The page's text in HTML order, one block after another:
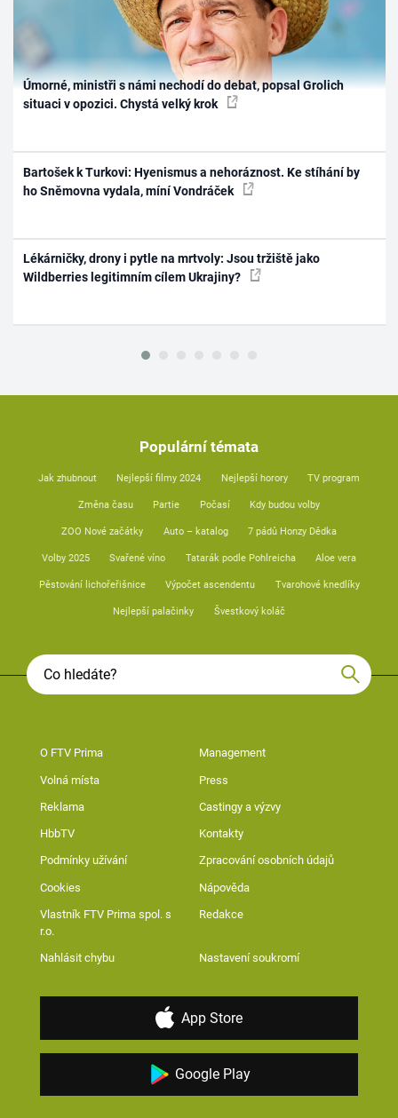
Úmorné, ministři s námi nechodí do debat, popsal Grolich
situaci v opozici. Chystá velký krok
Bartošek k Turkovi: Hyenismus a nehoráznost. Ke stíhání by
ho Sněmovna vydala, míní Vondráček
Lékárničky, drony i pytle na mrtvoly: Jsou tržiště jako
Wildberries legitimním cílem Ukrajiny?
Populární témata
Jak zhubnout Nejlepší filmy 2024 Nejlepší horory TV program
Změna času Partie Počasí Kdy budou volby
ZOO Nové začátky Auto – katalog 7 pádů Honzy Dědka
Volby 2025 Svařené víno Tatarák podle Pohlreicha Aloe vera
Pěstování lichořeřišnice Výpočet ascendentu Tvarohové knedlíky
Nejlepší palačinky Švestkový koláč
O FTV Prima Management
Volná místa Press
Reklama Castingy a výzvy
HbbTV Kontakty
Podmínky užívání Zpracování osobních údajů
Cookies Nápověda
Vlastník FTV Prima spol. s
r.o.
Redakce
Nahlásit chybu Nastavení soukromí
App Store
Google Play